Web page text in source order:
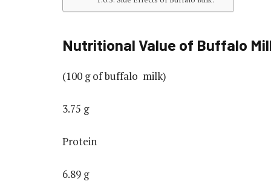
Nutritional Value of Buffalo
(100 g of buffalo milk)
3.75 g
Protein
6.89 g